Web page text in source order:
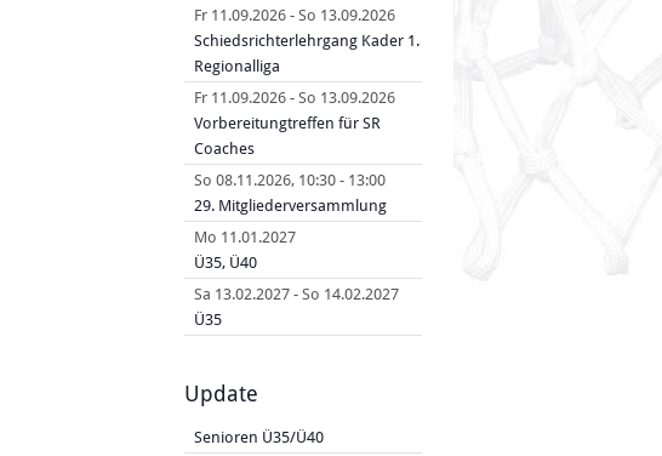
Fr 11.09.2026 - So 13.09.2026
Schiedsrichterlehrgang Kader 1.
Regionalliga
Fr 11.09.2026 - So 13.09.2026
Vorbereitungtreffen für SR
Coaches
So 08.11.2026, 10:30 - 13:00
29. Mitgliederversammlung
Mo 11.01.2027
Ü35, Ü40
Sa 13.02.2027 - So 14.02.2027
Ü35
Update
Senioren Ü35/Ü40